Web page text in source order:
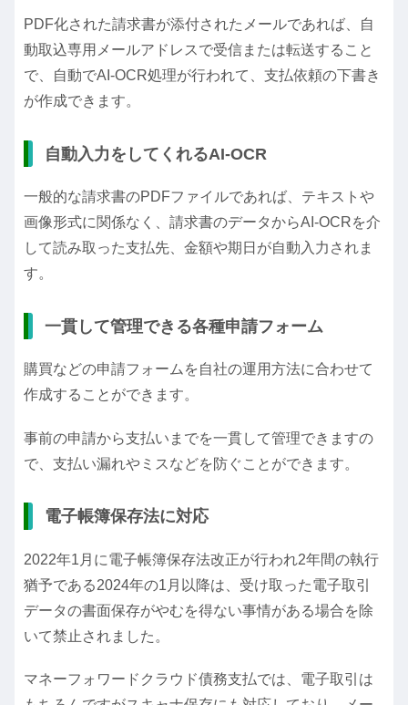
PDF化された請求書が添付されたメールであれば、自
動取込専用メールアドレスで受信または転送すること
で、自動でAI‐OCR処理が行われて、支払依頼の下書き
が作成できます。
自動入力をしてくれるAI‐OCR
一般的な請求書のPDFファイルであれば、テキストや
画像形式に関係なく、請求書のデータからAI‐OCRを介
して読み取った支払先、金額や期日が自動入力されま
す。
一貫して管理できる各種申請フォーム
購買などの申請フォームを自社の運用方法に合わせて
作成することができます。
事前の申請から支払いまでを一貫して管理できますの
で、支払い漏れやミスなどを防ぐことができます。
電子帳簿保存法に対応
2022年1月に電子帳簿保存法改正が行われ2年間の執行
猶予である2024年の1月以降は、受け取った電子取引
データの書面保存がやむを得ない事情がある場合を除
いて禁止されました。
マネーフォワードクラウド債務支払では、電子取引は